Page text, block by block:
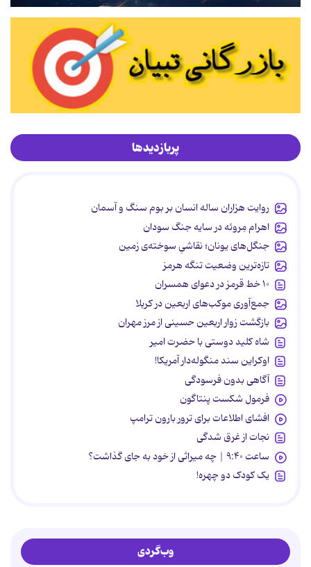
پربازدیدها
روایت هزاران ساله انسان بر بوم سنگ و آسمان
اهرام مِروئه در سایه جنگ سودان
جنگل‌های یونان؛ نقاشیِ سوخته‌ی زمین
تازه‌ترین وضعیت تنگه هرمز
۱۰ خط قرمز در دعوای همسران
جمع‌آوری موکب‌های اربعین در کربلا
بازگشت زوار اربعین حسینی از مرز مهران
شاه کلید دوستی با حضرت امیر
اوکراین سند منگوله‌دار آمریکا!
آگاهی بدون فرسودگی
فرمول شکست پنتاگون
افشای اطلاعات برای ترور بارون ترامپ
نجات از غرق شدگی
ساعت ۹:۴۰ | چه میراثی از خود به جای گذاشت؟
یک کودک دو چهره!
وب‌گردی